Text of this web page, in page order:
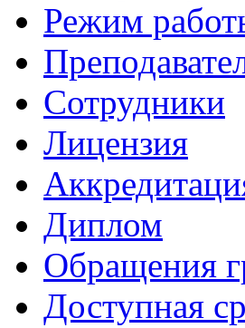
Режим
Сотрудники
Лицензия
Диплом
Обращения
Доступная